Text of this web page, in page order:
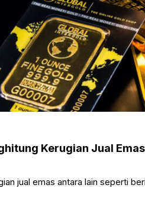
Kerugian Jual Emas
jual emas antara lain seperti